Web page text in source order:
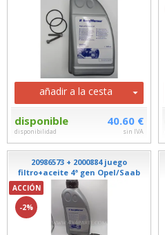
añadir a la cesta
disponible
disponibilidad
40.60 €
sin IVA
20986573 + 2000884 juego
filtro+aceite 4ª gen Opel/Saab
ACCIÓN
-2%